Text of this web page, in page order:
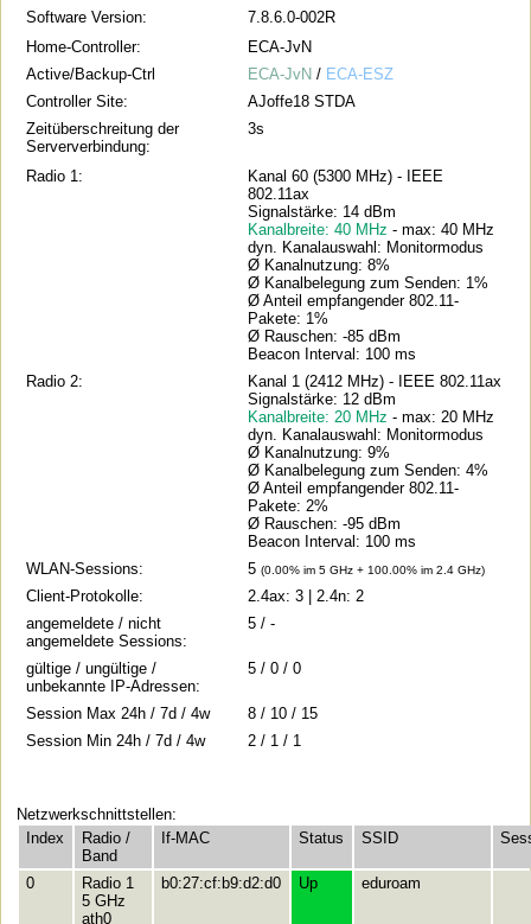
Software Version:
7.8.6.0-002R
Home-Controller:
ECA-JvN
Active/Backup-Ctrl
ECA-JvN / ECA-ESZ
Controller Site:
AJoffe18 STDA
Zeitüberschreitung der
Serververbindung:
3s
Radio 1:
Kanal 60 (5300 MHz) - IEEE
802.11ax
Signalstärke: 14 dBm
Kanalbreite: 40 MHz- max: 40 MHz
dyn. Kanalauswahl: Monitormodus
Ø Kanalnutzung: 8%
Ø Kanalbelegung zum Senden: 1%
Ø Anteil empfangender 802.11-
Pakete: 1%
Ø Rauschen: -85 dBm
Beacon Interval: 100 ms
Radio 2:
Kanal 1 (2412 MHz) - IEEE 802.11ax
Signalstärke: 12 dBm
Kanalbreite: 20 MHz- max: 20 MHz
dyn. Kanalauswahl: Monitormodus
Ø Kanalnutzung: 9%
Ø Kanalbelegung zum Senden: 4%
Ø Anteil empfangender 802.11-
Pakete: 2%
Ø Rauschen: -95 dBm
Beacon Interval: 100 ms
WLAN-Sessions:
5(0.00% im 5 GHz + 100.00% im 2.4 GHz)
Client-Protokolle:
2.4ax: 3 | 2.4n: 2
angemeldete / nicht
angemeldete Sessions:
5 / -
gültige / ungültige /
unbekannte IP-Adressen:
5 / 0 / 0
Session Max 24h / 7d / 4w
8 / 10 / 15
Session Min 24h / 7d / 4w
2 / 1 / 1
Netzwerkschnittstellen:
Index
Radio /
Band
If-MAC Status SSID
0
Radio 1
5 GHz
ath0
b0:27:cf:b9:d2:d0 Up eduroam